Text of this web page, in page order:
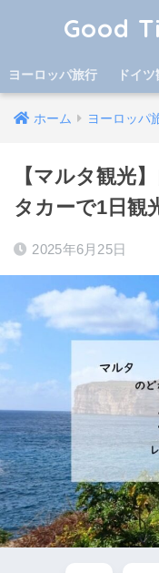
Good
ヨーロッパ旅行 ドイ
ホーム ヨーロッパ
【マルタ観光
タカーで1日観
2025年6月25日